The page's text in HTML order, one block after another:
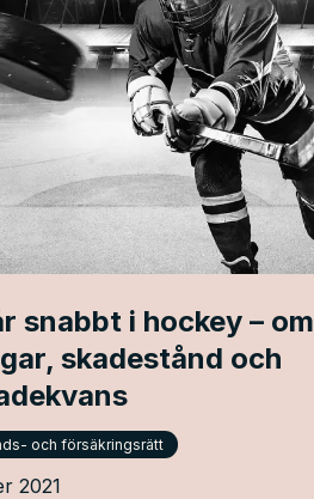
snabbt i hockey – om
skadestånd och
och försäkringsrätt
2021